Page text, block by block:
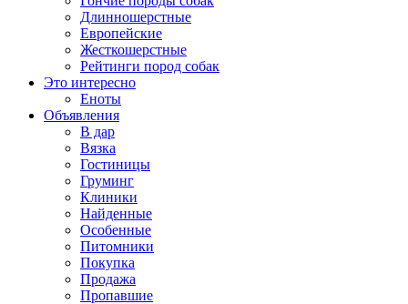
Длинношерстные
Европейские
Жесткошерстные
Рейтинги пород собак
Это интересно
Еноты
Объявления
В дар
Вязка
Гостиницы
Груминг
Клиники
Найденные
Особенные
Питомники
Покупка
Продажа
Пропавшие